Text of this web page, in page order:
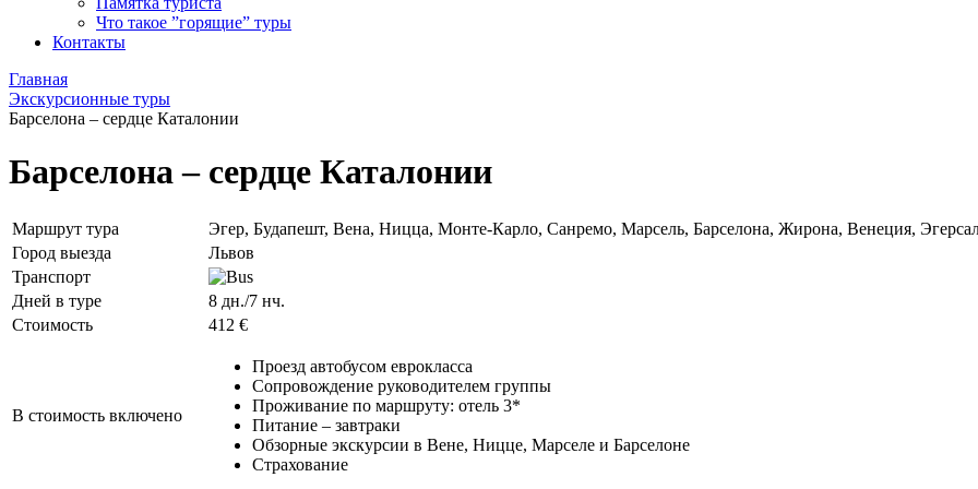
Что такое ”горящие” туры
Контакты
Главная
Экскурсионные туры
Барселона – сердце Каталонии
Барселона – сердце Каталонии
Маршрут тура
Эгер, Будапешт, Вена, Ницца, Монте-Карло, Санремо, Марсель, Барселона, Жирона, Венеция,
Город выезда
Львов
Транспорт
Дней в туре
8 дн./7 нч.
Стоимость
412 €
В стоимость включено
Проезд автобусом еврокласса
Сопровождение руководителем группы
Проживание по маршруту: отель 3*
Питание – завтраки
Обзорные экскурсии в Вене, Ницце, Марселе и Барселоне
Страхование